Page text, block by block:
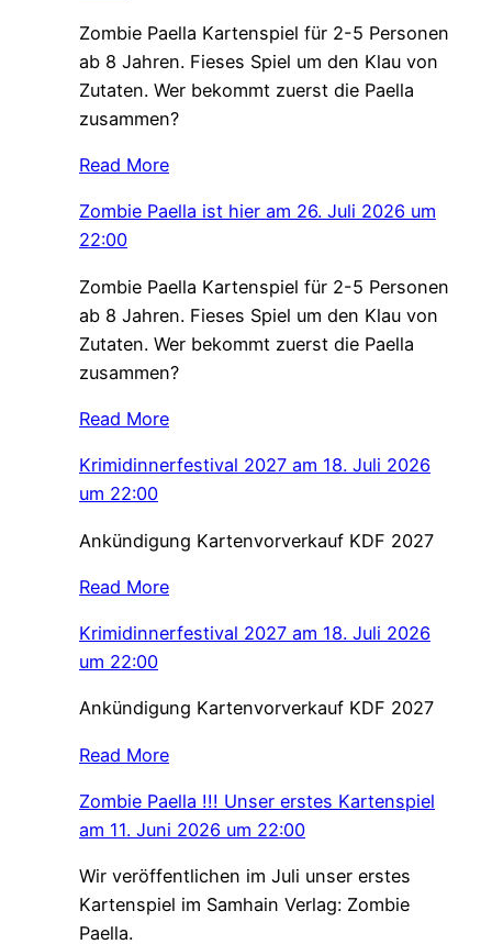
Zombie Paella Kartenspiel für 2-5 Personen
ab 8 Jahren. Fieses Spiel um den Klau von
Zutaten. Wer bekommt zuerst die Paella
zusammen?
Read More
Zombie Paella ist hier am 26. Juli 2026 um
22:00
Zombie Paella Kartenspiel für 2-5 Personen
ab 8 Jahren. Fieses Spiel um den Klau von
Zutaten. Wer bekommt zuerst die Paella
zusammen?
Read More
Krimidinnerfestival 2027 am 18. Juli 2026
um 22:00
Ankündigung Kartenvorverkauf KDF 2027
Read More
Krimidinnerfestival 2027 am 18. Juli 2026
um 22:00
Ankündigung Kartenvorverkauf KDF 2027
Read More
Zombie Paella !!! Unser erstes Kartenspiel
am 11. Juni 2026 um 22:00
Wir veröffentlichen im Juli unser erstes
Kartenspiel im Samhain Verlag: Zombie
Paella.